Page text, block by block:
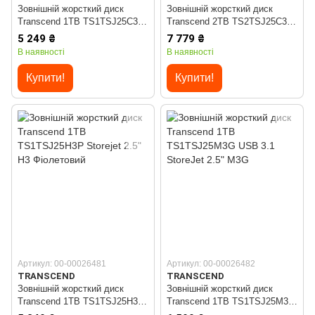
Зовнішній жорсткий диск
Transcend 1TB TS1TSJ25C3N
USB 3.0 StoreJet 25C3 2.5"
5 249 ₴
В наявності
Купити!
Зовнішній жорсткий диск
Transcend 2TB TS2TSJ25C3N
USB 3.0 StoreJet 25C3 2.5"
7 779 ₴
В наявності
Купити!
Артикул: 00-00026481
TRANSCEND
Зовнішній жорсткий диск
Transcend 1TB TS1TSJ25H3P
Артикул: 00-00026482
TRANSCEND
Зовнішній жорсткий диск
Transcend 1TB TS1TSJ25M3G